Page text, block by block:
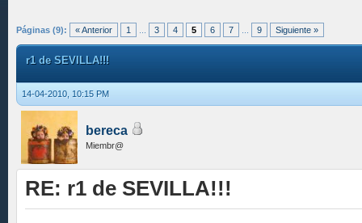
Páginas (9): « Anterior 1 3 4 5 6 7 9 Siguiente »
r1 de SEVILLA!!!
14-04-2010, 10:15 PM
bereca
Miembr@
RE: r1 de SEVILLA!!!